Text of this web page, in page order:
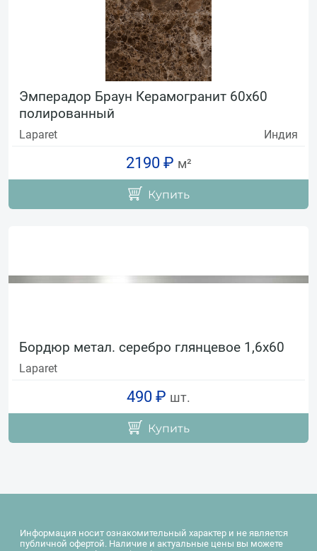
Эмперадор Браун Керамогранит 60х60
полированный
Laparet Индия
2190 ₽ м²
Купить
Бордюр метал. серебро глянцевое 1,6х60
Laparet
490 ₽ шт.
Купить
Информация носит ознакомительный характер и не является
публичной офертой. Наличие и актуальные цены вы можете